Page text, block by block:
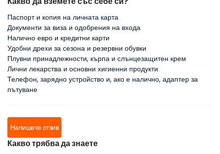
Паспорт и копия на личната карта
Документи за виза и одобрения на входа
Налично евро и кредитни карти
Удобни дрехи за сезона и резервни обувки
Плувни принадлежности, кърпа и слънцезащитен крем
Лични лекарства и основни хигиенни продукти
Телефон, зарядно устройство и, ако е налично, адаптер за
пътуване
Напишете отзив
Какво трябва да знаете